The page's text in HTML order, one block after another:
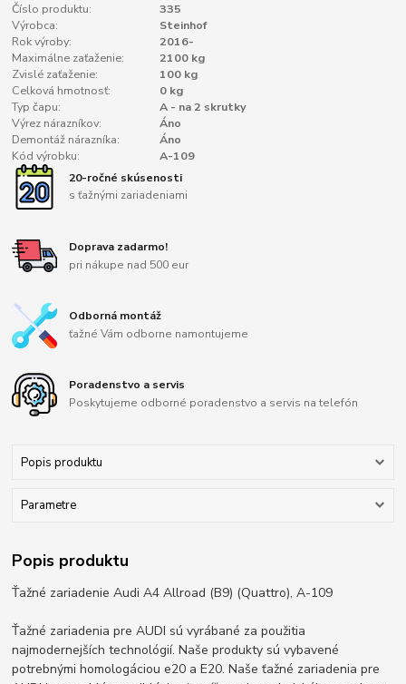
Číslo produktu:
335
Výrobca:
Steinhof
Rok výroby:
2016-
Maximálne zaťaženie:
2100 kg
Zvislé zaťaženie:
100 kg
Celková hmotnosť:
0 kg
Typ čapu:
A - na 2 skrutky
Výrez nárazníkov:
Áno
Demontáž nárazníka:
Áno
Kód výrobku:
A-109
20-ročné skúsenosti
s ťažnými zariadeniami
Doprava zadarmo!
pri nákupe nad 500 eur
Odborná montáž
ťažné Vám odborne namontujeme
Poradenstvo a servis
Poskytujeme odborné poradenstvo a servis na telefón
Popis produktu
Parametre
Popis produktu
Ťažné zariadenie Audi A4 Allroad (B9) (Quattro), A-109
Ťažné zariadenia pre AUDI sú vyrábané za použitia
najmodernejších technológií. Naše produkty sú vybavené
potrebnými homologáciou e20 a E20. Naše ťažné zariadenia pre